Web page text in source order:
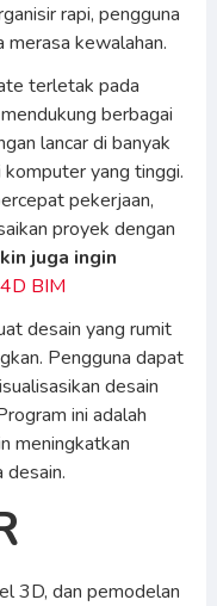
rapi, pengguna
kewalahan.
terletak pada
berbagai
lancar di banyak
yang tinggi.
pekerjaan,
proyek dengan
juga ingin
BIM
desain yang rumit
Pengguna dapat
desain
ini adalah
meningkatkan
desain.
3D, dan pemodelan